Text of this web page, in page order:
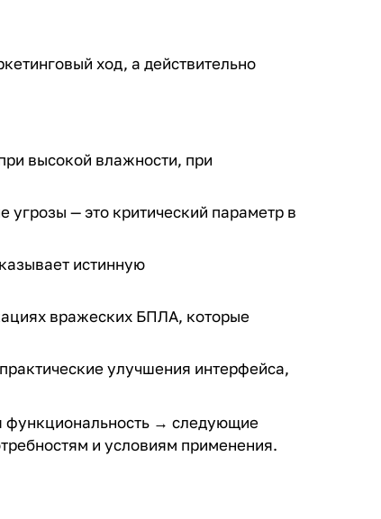
ход, а действительно
высокой влажности, при
угрозы — это критический параметр в
истинную
вражеских БПЛА, которые
улучшения интерфейса,
функциональность → следующие
и условиям применения.